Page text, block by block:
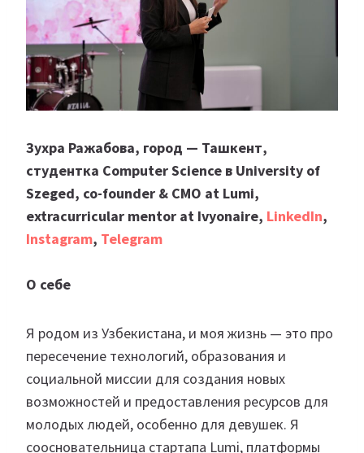
Зухра Ражабова, город — Ташкент,
студентка Computer Science в University of
Szeged, co-founder & CMO at Lumi,
extracurricular mentor at Ivyonaire, LinkedIn,
Instagram, Telegram
О себе
Я родом из Узбекистана, и моя жизнь — это про
пересечение технологий, образования и
социальной миссии для создания новых
возможностей и предоставления ресурсов для
молодых людей, особенно для девушек. Я
соосновательница стартапа Lumi, платформы